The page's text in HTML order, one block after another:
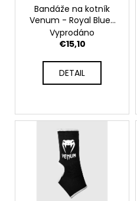
E
E
Bandáže na kotník
Venum - Royal Blue/
Silver - VENUM-0173-
633
Vyprodáno
€15,10
DETAIL
MMA